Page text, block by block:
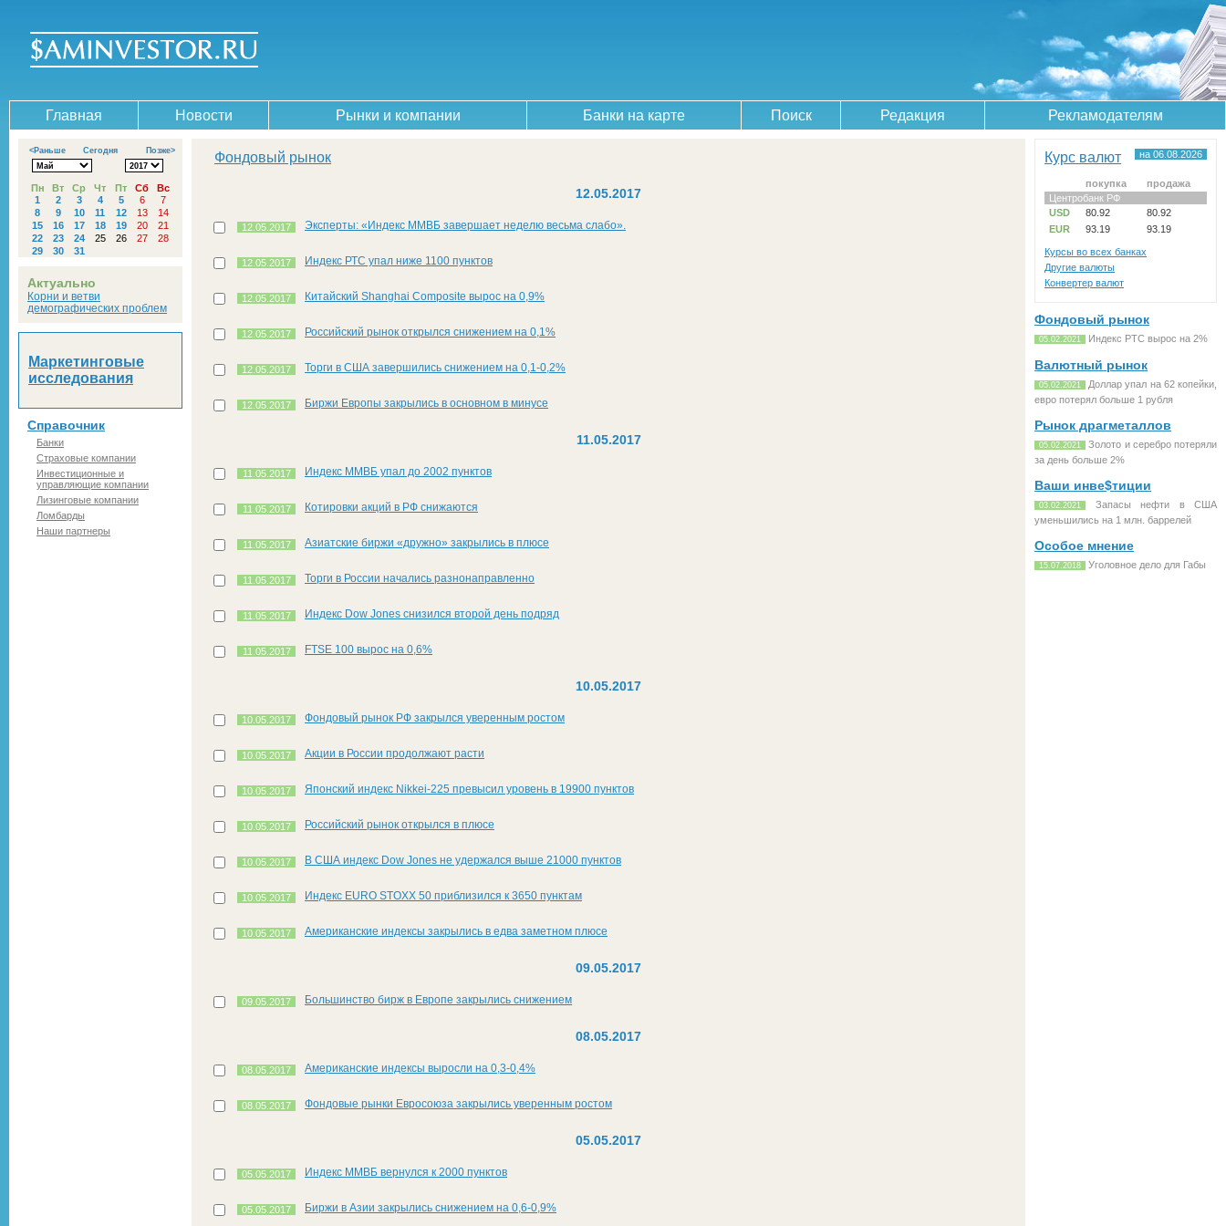
Главная Новости Рынки и компании Банки на карте Поиск Редакция Рекламодателям
<Раньше Сегодня Позже>
Пн Вт Ср Чт Пт Сб
Вс
1
2 3 4 5 6
7
8
9 10 11 12 13
14
15
16 17 18 19 20
21
22
23 24 25 26 27
28
29
30 31
Актуально
Корни и ветви
демографических проблем
Маркетинговые
исследования
Справочник
Банки
Страховые компании
Инвестиционные и
управляющие компании
Лизинговые компании
Ломбарды
Наши партнеры
Фондовый рынок
12.05.2017
12.05.2017 Эксперты: «Индекс ММВБ завершает неделю весьма слабо».
12.05.2017 Индекс РТС упал ниже 1100 пунктов
12.05.2017 Китайский Shanghai Composite вырос на 0,9%
12.05.2017 Российский рынок открылся снижением на 0,1%
12.05.2017 Торги в США завершились снижением на 0,1-0,2%
12.05.2017 Биржи Европы закрылись в основном в минусе
11.05.2017
11.05.2017 Индекс ММВБ упал до 2002 пунктов
11.05.2017 Котировки акций в РФ снижаются
11.05.2017 Азиатские биржи «дружно» закрылись в плюсе
11.05.2017 Торги в России начались разнонаправленно
11.05.2017 Индекс Dow Jones снизился второй день подряд
11.05.2017 FTSE 100 вырос на 0,6%
10.05.2017
10.05.2017 Фондовый рынок РФ закрылся уверенным ростом
10.05.2017 Акции в России продолжают расти
10.05.2017 Японский индекс Nikkei-225 превысил уровень в 19900 пунктов
10.05.2017 Российский рынок открылся в плюсе
10.05.2017 В США индекс Dow Jones не удержался выше 21000 пунктов
10.05.2017 Индекс EURO STOXX 50 приблизился к 3650 пунктам
10.05.2017 Американские индексы закрылись в едва заметном плюсе
09.05.2017
09.05.2017 Большинство бирж в Европе закрылись снижением
08.05.2017
08.05.2017 Американские индексы выросли на 0,3-0,4%
08.05.2017 Фондовые рынки Евросоюза закрылись уверенным ростом
05.05.2017
05.05.2017 Индекс ММВБ вернулся к 2000 пунктов
05.05.2017 Биржи в Азии закрылись снижением на 0,6-0,9%
Курс валют на 06.08.2026
покупка
продажа
Центробанк РФ
USD
80.92
80.92
EUR
93.19 93.19
Курсы во всех банках
Другие валюты
Конвертер валют
Фондовый рынок
05.02.2021 Индекс РТС вырос на 2%
Валютный рынок
05.02.2021
Доллар упал на 62 копейки,
евро потерял больше 1 рубля
Рынок драгметаллов
05.02.2021
Золото и серебро потеряли
за день больше 2%
Ваши инве$тиции
03.02.2021
Запасы нефти в США
уменьшились на 1 млн. баррелей
Особое мнение
15.07.2018 Уголовное дело для Габы